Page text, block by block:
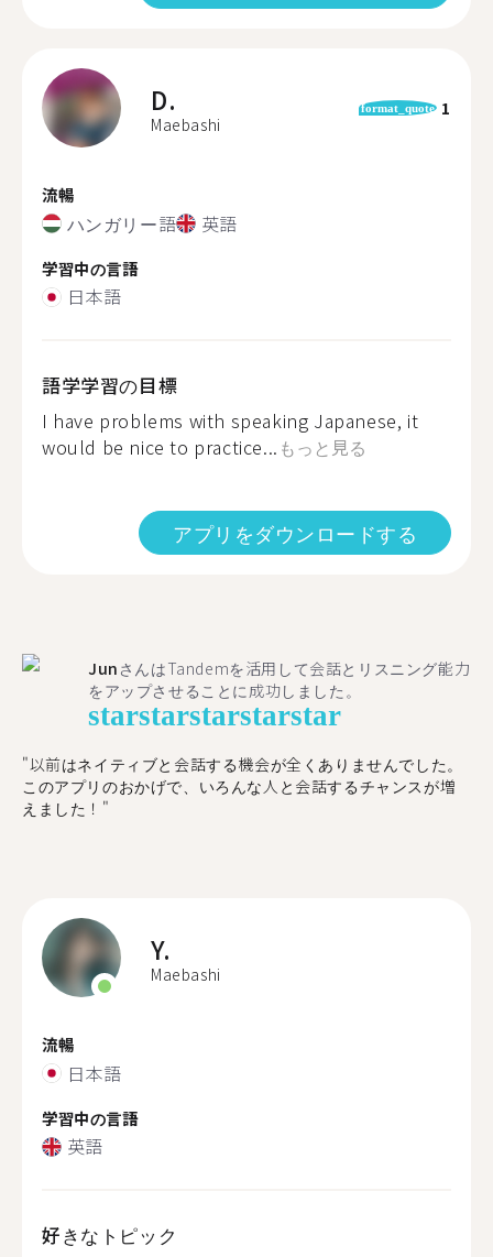
D.
Maebashi
format_quote 1
流暢
ハンガリー語 英語
学習中の言語
日本語
語学学習の目標
I have problems with speaking Japanese, it
would be nice to practice... もっと見る
アプリをダウンロードする
Jun さんはTandemを活用して会話とリスニング能力
をアップさせることに成功しました。
starstarstarstarstar
"以前はネイティブと会話する機会が全くありませんでした。
このアプリのおかげで、いろんな人と会話するチャンスが増
えました！"
Y.
Maebashi
流暢
日本語
学習中の言語
英語
好きなトピック